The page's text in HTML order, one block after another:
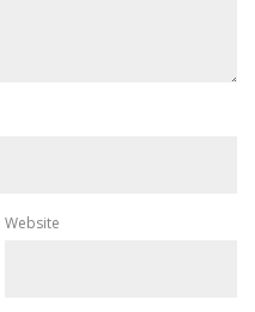
Website